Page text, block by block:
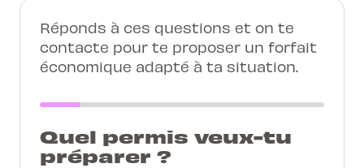
Réponds à ces questions et on te
contacte pour te proposer un forfait
économique adapté à ta situation.
Quel permis veux-tu
préparer ?